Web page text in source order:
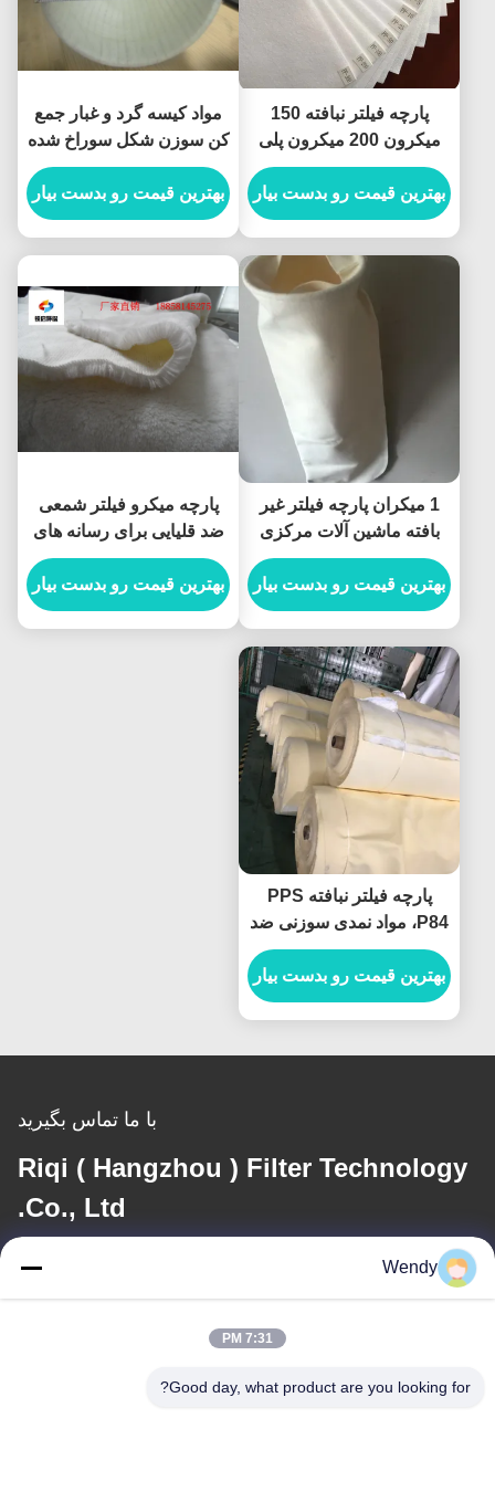
پارچه فیلتر نبافته 150
میکرون 200 میکرون پلی
استر درجه حرارت بالا
بهترین قیمت رو بدست بیار
مواد کیسه گرد و غبار جمع
کن سوزن شکل سوراخ شده
بهترین قیمت رو بدست بیار
1 میکران پارچه فیلتر غیر
بافته ماشین آلات مرکزی
کیسه های جمع آوری گرد و
غبار
بهترین قیمت رو بدست بیار
پارچه میکرو فیلتر شمعی
ضد قلیایی برای رسانه های
تصفیه آب
بهترین قیمت رو بدست بیار
پارچه فیلتر نبافته PPS
P84، مواد نمدی سوزنی ضد
اسید
بهترین قیمت رو بدست بیار
با ما تماس بگیرید
Riqi ( Hangzhou ) Filter Technology
Co., Ltd.
ایمیل Wendy
7:31 PM
Good day, what product are you looking for?